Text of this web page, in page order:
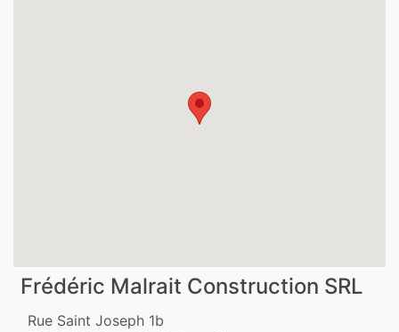
Frédéric Malrait Construction SRL
Rue Saint Joseph 1b